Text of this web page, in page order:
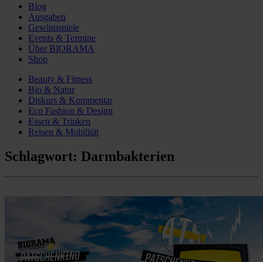
Blog
Ausgaben
Gewinnspiele
Events & Termine
Über BIORAMA
Shop
Beauty & Fitness
Bio & Natur
Diskurs & Kommentar
Eco Fashion & Design
Essen & Trinken
Reisen & Mobilität
Schlagwort: Darmbakterien